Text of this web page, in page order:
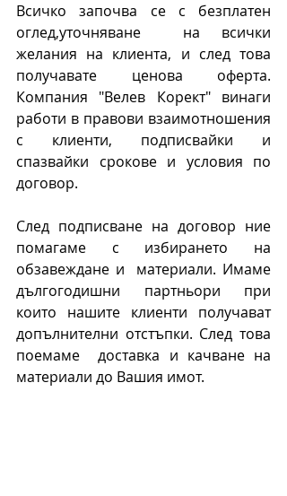
Всичко започва се с безплатен
оглед,уточняване  на всички
желания на клиента, и след това
получавате ценова оферта.
Компания "Велев Корект" винаги
работи в правови взаимотношения
с клиенти, подписвайки и
спазвайки срокове и условия по
договор.
След подписване на договор ние
помагаме с избирането на
обзавеждане и  материали. Имаме
дългогодишни партньори при
които нашите клиенти получават
допълнителни отстъпки. След това
поемаме  доставка и качване на
материали до Вашия имот.